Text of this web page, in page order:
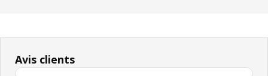
Avis clients